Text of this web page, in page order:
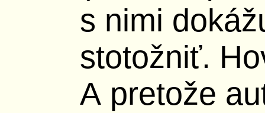
s nimi
stotožniť.
A pretože